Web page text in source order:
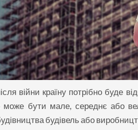
війни країну потрібно буде
бути мале, середнє або
будівель або